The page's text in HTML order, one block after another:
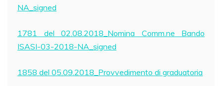
NA_signed
1781 del 02.08.2018_Nomina Comm.ne Bando
ISASI-03-2018-NA_signed
1858 del 05.09.2018_Provvedimento di graduatoria